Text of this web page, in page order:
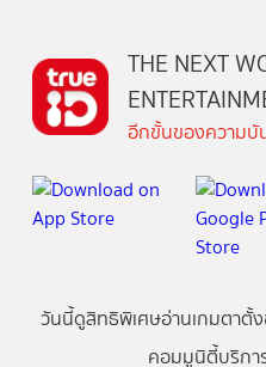
THE NEXT
อีกขั้นของความบั
วันนี้ดูสิทธิพิเศษอ่านเกมตาตั้ง
คอมมูนิตี้บริกา